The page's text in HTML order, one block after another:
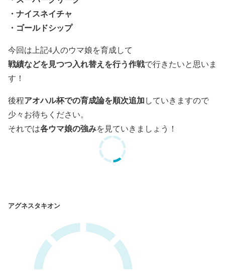
・ナイスネイチャ
・ゴールドシップ
今回は上記4人のウマ娘を育成して
戦績などを見つつ入れ替えを行う作戦で行きたいと思いま
す！
後程アオハル杯での育成論を順次追加していきますので
少々お待ちください。
それでは各ウマ娘の強みを見ていきましょう！
アグネスタキオン